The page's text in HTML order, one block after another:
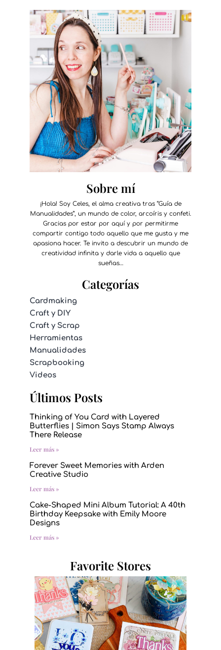
Sobre mí
¡Hola! Soy Celes, el alma creativa tras “Guía de
Manualidades”, un mundo de color, arcoíris y confeti.
Gracias por estar por aquí y por permitirme
compartir contigo todo aquello que me gusta y me
apasiona hacer. Te invito a descubrir un mundo de
creatividad infinita y darle vida a aquello que
sueñas…
Categorías
Cardmaking
Craft y DIY
Craft y Scrap
Herramientas
Manualidades
Scrapbooking
Videos
Últimos Posts
Thinking of You Card with Layered
Butterflies | Simon Says Stamp Always
There Release
Leer más »
Forever Sweet Memories with Arden
Creative Studio
Leer más »
Cake-Shaped Mini Album Tutorial: A 40th
Birthday Keepsake with Emily Moore
Designs
Leer más »
Favorite Stores